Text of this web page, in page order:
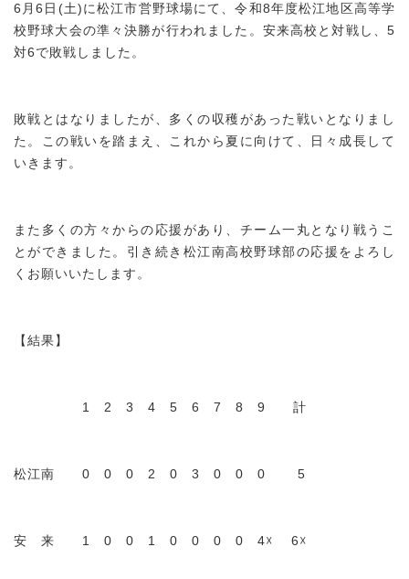
6月6日(土)に松江市営野球場にて、令和8年度松江地区高等学
校野球大会の準々決勝が行われました。安来高校と対戦し、5
対6で敗戦しました。
敗戦とはなりましたが、多くの収穫があった戦いとなりまし
た。この戦いを踏まえ、これから夏に向けて、日々成長して
いきます。
また多くの方々からの応援があり、チーム一丸となり戦うこ
とができました。引き続き松江南高校野球部の応援をよろし
くお願いいたします。
【結果】
1 2 3 4 5 6 7 8 9 計
松江南 0 0 0 2 0 3 0 0 0 5
安 来 1 0 0 1 0 0 0 0 4☓ 6☓